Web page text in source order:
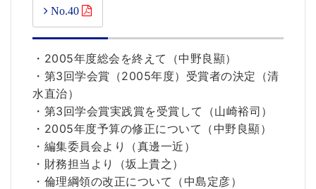
No.40
・2005年度総会を終えて（中野良顯）
・第3回学会賞（2005年度）受賞者の決定（清
水直治）
・第3回学会賞実践賞を受賞して（山崎裕司）
・2005年度予算の修正について（中野良顯）
・編集委員会より（真邊一近）
・財務担当より（坂上貴之）
・倫理綱領の改正について（中島定彦）